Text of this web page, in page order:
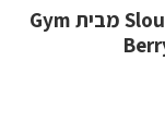
חולצת קרופ ספורט מקולקציית Slounge מבית Gym